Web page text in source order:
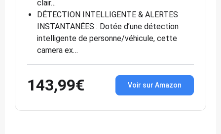
clair…
DÉTECTION INTELLIGENTE & ALERTES
INSTANTANÉES : Dotée d’une détection
intelligente de personne/véhicule, cette
camera ex…
143,99€ Voir sur Amazon